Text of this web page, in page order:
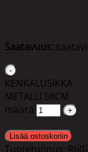
Saatavuus:
KENKÄLUSIKKA
METALLI 58CM
määrä
Lisää ostoskoriin
Tuotetunnus: